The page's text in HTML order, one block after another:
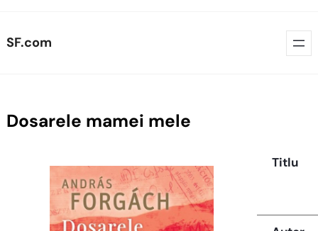
to
SF.com
Dosarele mamei mele
Titlu